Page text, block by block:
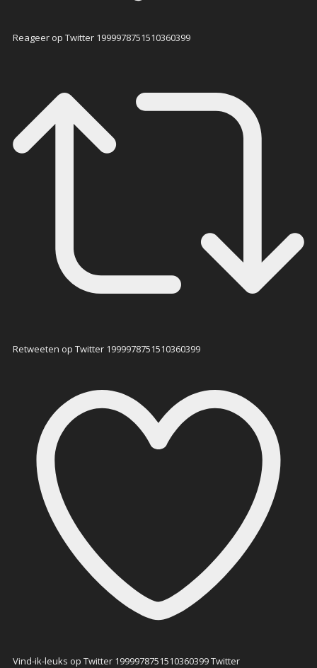
Reageer op Twitter 1999978751510360399
Retweeten op Twitter 1999978751510360399
Vind-ik-leuks op Twitter 1999978751510360399Twitter